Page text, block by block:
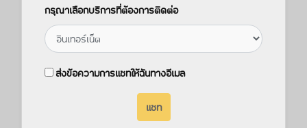
กรุณาเลือกบริการที่ต้องการติดต่อ
ส่งข้อความการแชทให้ฉันทางอีเมล
แชท